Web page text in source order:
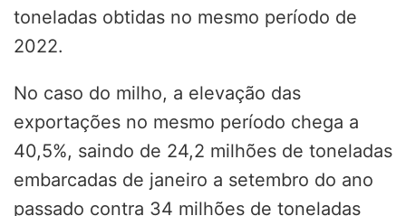
toneladas obtidas no mesmo período de
2022.
No caso do milho, a elevação das
exportações no mesmo período chega a
40,5%, saindo de 24,2 milhões de toneladas
embarcadas de janeiro a setembro do ano
passado contra 34 milhões de toneladas